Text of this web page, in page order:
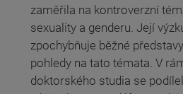
zaměřila na kontroverzní
sexuality a genderu. Její
zpochybňuje běžné
pohledy na tato témata. V
doktorského studia se